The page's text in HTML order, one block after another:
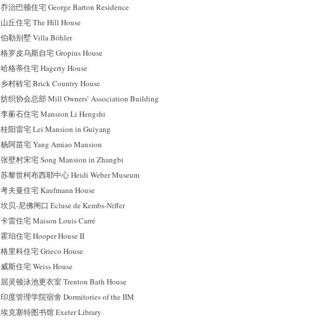
乔治巴顿住宅 George Barton Residence
山丘住宅 The Hill House
伯勒别墅 Villa Böhler
格罗皮乌斯自宅 Gropius House
哈格蒂住宅 Hagerty House
乡村砖宅 Brick Country House
纺织协会总部 Mill Owners’ Association Building
李蘅石住宅 Mansion Li Hengshi
桂阳雷宅 Lei Mansion in Guiyang
杨阿苗宅 Yang Amiao Mansion
张壁村宋宅 Song Mansion in Zhangbi
苏黎世柯布西耶中心 Heidi Weber Museum
考夫曼住宅 Kaufmann House
坎贝-尼佛闸口 Ecluse de Kembs-Niffer
卡雷住宅 Maison Louis Carré
霍珀住宅 Hooper House II
格里科住宅 Grieco House
威斯住宅 Weiss House
屈灵顿泳池更衣室 Trenton Bath House
印度管理学院宿舍 Dormitories of the IIM
埃克塞特图书馆 Exeter Library